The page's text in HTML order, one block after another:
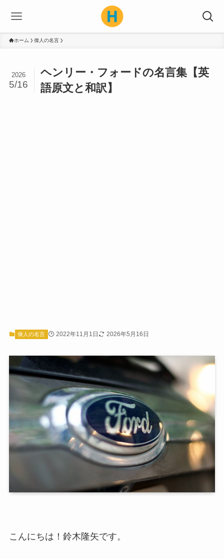
ホーム 偉人の名言
ヘンリー・フォードの名言集【英
語原文と和訳】
2026
5/16
偉人の名言 2022年11月1日 2026年5月16日
こんにちは！鈴木隆矢です。